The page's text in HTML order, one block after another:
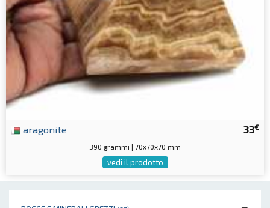
33€
aragonite
390 grammi | 70x70x70 mm
vedi il prodotto